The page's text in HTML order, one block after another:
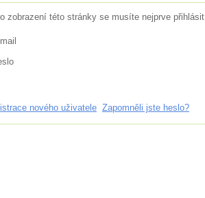
zobrazení této stránky se musíte nejprve přihlásit.
nového uživatele Zapomněli jste heslo?